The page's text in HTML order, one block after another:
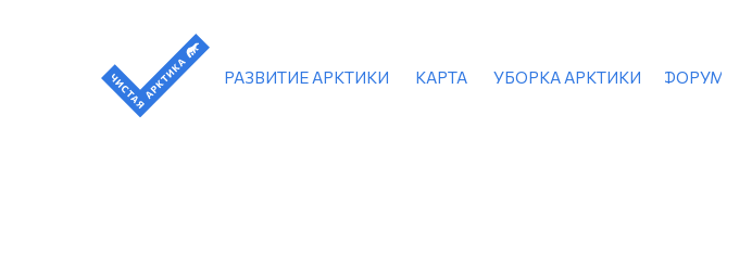
УБОРКА АРКТИКИ
РАЗВИТИЕ АРКТИКИ КАРТА ФОРУМ